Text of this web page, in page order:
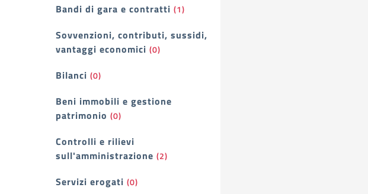
Bandi di gara e contratti (1)
Sovvenzioni, contributi, sussidi,
vantaggi economici (0)
Bilanci (0)
Beni immobili e gestione
patrimonio (0)
Controlli e rilievi
sull'amministrazione (2)
Servizi erogati (0)